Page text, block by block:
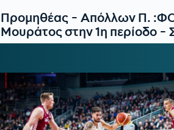
Προμηθέας - Απόλλων Π.
Μουράτος στην 1η περίοδο -